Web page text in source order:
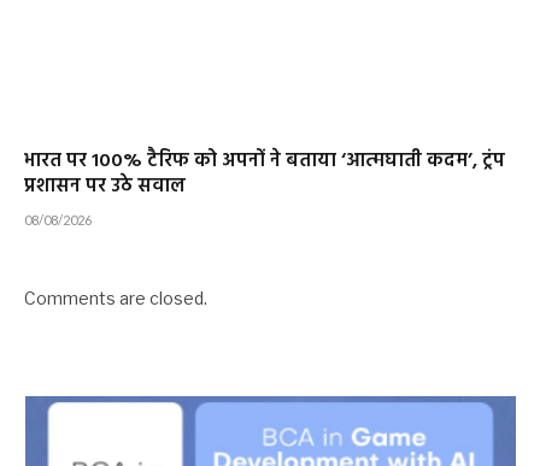
भारत पर 100% टैरिफ को अपनों ने बताया ‘आत्मघाती कदम’, ट्रंप
प्रशासन पर उठे सवाल
08/08/2026
Comments are closed.